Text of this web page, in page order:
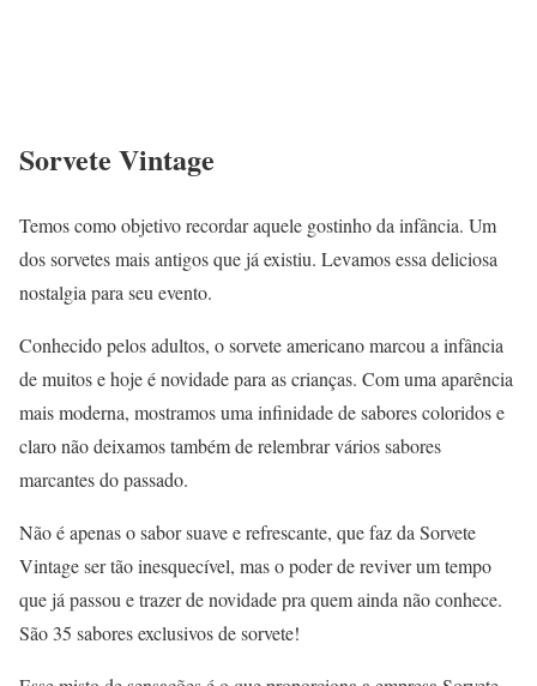
Sorvete Vintage
Temos como objetivo recordar aquele gostinho da infância. Um
dos sorvetes mais antigos que já existiu. Levamos essa deliciosa
nostalgia para seu evento.
Conhecido pelos adultos, o sorvete americano marcou a infância
de muitos e hoje é novidade para as crianças. Com uma aparência
mais moderna, mostramos uma infinidade de sabores coloridos e
claro não deixamos também de relembrar vários sabores
marcantes do passado.
Não é apenas o sabor suave e refrescante, que faz da Sorvete
Vintage ser tão inesquecível, mas o poder de reviver um tempo
que já passou e trazer de novidade pra quem ainda não conhece.
São 35 sabores exclusivos de sorvete!